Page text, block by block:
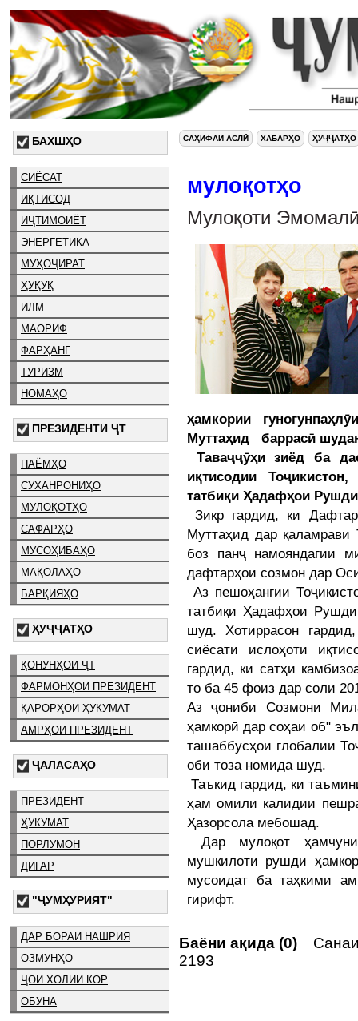
БАХШҲО
СИЁСАТ
ИҚТИСОД
ИҶТИМОИЁТ
ЭНЕРГЕТИКА
МУҲОҶИРАТ
ҲУҚУҚ
ИЛМ
МАОРИФ
ФАРҲАНГ
ТУРИЗМ
НОМАҲО
ПРЕЗИДЕНТИ ҶТ
ПАЁМҲО
СУХАНРОНИҲО
МУЛОҚОТҲО
САФАРҲО
МУСОҲИБАҲО
МАҚОЛАҲО
БАРҚИЯҲО
ҲУҶҶАТҲО
ҚОНУНҲОИ ҶТ
ФАРМОНҲОИ ПРЕЗИДЕНТ
ҚАРОРҲОИ ҲУКУМАТ
АМРҲОИ ПРЕЗИДЕНТ
ҶАЛАСАҲО
ПРЕЗИДЕНТ
ҲУКУМАТ
ПОРЛУМОН
ДИГАР
"ҶУМҲУРИЯТ"
ДАР БОРАИ НАШРИЯ
ОЗМУНҲО
ҶОИ ХОЛИИ КОР
ОБУНА
САҲИФАИ АСЛӢ ХАБАРҲО ҲУҶҶАТҲО
мулоқотҳо
Мулоқоти
ҳамкории
Муттаҳид баррасӣ
Таваҷҷӯҳи зиёд ба
иқтисодии
татбиқи Ҳадафҳои
Зикр гардид, ки
Муттаҳид дар
боз панҷ намояндагии
дафтарҳои созмон дар
Аз пешоҳангии
татбиқи Ҳадафҳои Рушди
шуд. Хотиррасон
сиёсати ислоҳоти
гардид, ки сатҳи
то ба 45 фоиз дар соли
Аз ҷониби Созмони
ҳамкорӣ дар соҳаи об"
ташаббусҳои глобалии
оби тоза номида шуд.
Таъкид гардид, ки
ҳам омили калидии
Ҳазорсола мебошад.
Дар мулоқот
мушкилоти рушди
мусоидат ба таҳкими
гирифт.
Баёни ақида (0)
2193